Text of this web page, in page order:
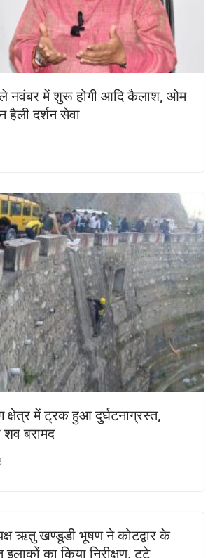
नवंबर में शुरू होगी आदि कैलाश, ओम
हैली दर्शन सेवा
क्षेत्र में ट्रक हुआ दुर्घटनाग्रस्त,
बरामद
ऋतु खण्डूडी भूषण ने कोटद्वार के
का किया निरीक्षण, टूटे